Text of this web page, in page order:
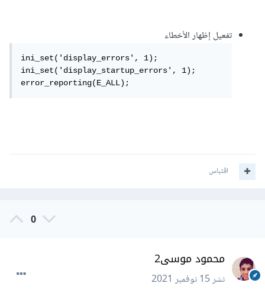
تفعيل إظهار الأخطاء
ini_set('display_errors', 1);
ini_set('display_startup_errors', 1);
error_reporting(E_ALL);
اقتباس
0
محمود موسى2
نشر15 نوفمبر 2021